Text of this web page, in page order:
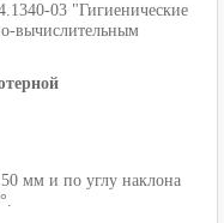
03 "Гигиенические
вычислительным
мм и по углу наклона